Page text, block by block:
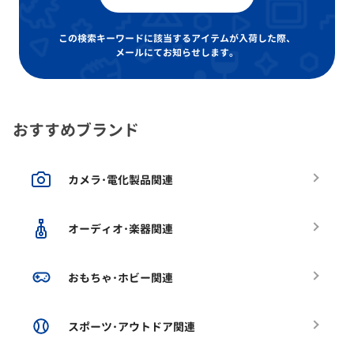
この検索キーワードに該当するアイテムが入荷した際、
メールにてお知らせします。
おすすめブランド
カメラ･電化製品関連
オーディオ･楽器関連
おもちゃ･ホビー関連
スポーツ･アウトドア関連